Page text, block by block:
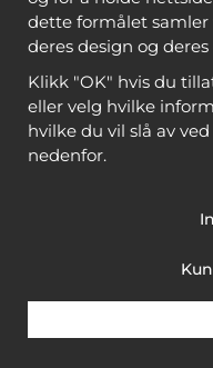
dette formålet
deres design og
Klikk "OK" hvis du
eller velg hvilke
hvilke du vil slå av
nedenfor.